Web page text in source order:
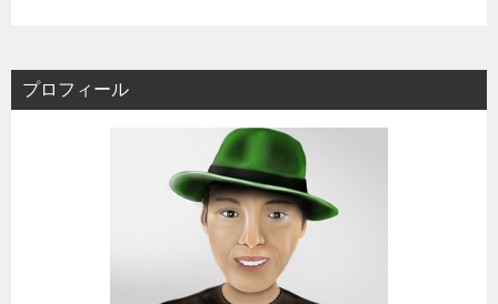
プロフィール